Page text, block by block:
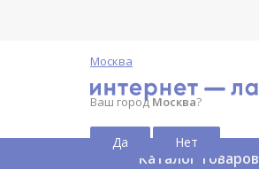
Москва
Ваш город Москва?
Каталог товаров